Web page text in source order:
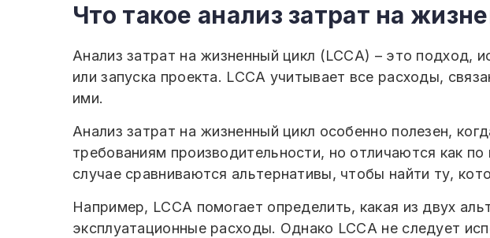
Что такое анализ затрат на
Анализ затрат на жизненный цикл (LCCA) – это подход,
или запуска проекта. LCCA учитывает все расходы,
ими.
Анализ затрат на жизненный цикл особенно полезен,
требованиям производительности, но отличаются как
случае сравниваются альтернативы, чтобы найти ту,
Например, LCCA помогает определить, какая из двух
эксплуатационные расходы. Однако LCCA не следует